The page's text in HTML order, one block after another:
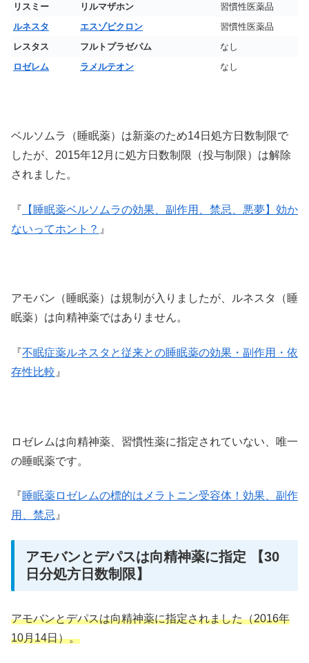
リスミー
リルマザホン
習慣性医薬品
ルネスタ
エスゾピクロン
習慣性医薬品
レスタス
フルトプラゼパム
なし
ロゼレム
ラメルテオン なし
ベルソムラ（睡眠薬）は新薬のため14日処方日数制限で
したが、2015年12月に処方日数制限（投与制限）は解除
されました。
『 【睡眠薬ベルソムラの効果、副作用、禁忌、悪夢】効か
ないってホント？ 』
アモバン（睡眠薬）は規制が入りましたが、ルネスタ（睡
眠薬）は向精神薬ではありません。
『不眠症薬ルネスタと従来との睡眠薬の効果・副作用・依
存性比較 』
ロゼレムは向精神薬、習慣性薬に指定されていない、唯一
の睡眠薬です。
『睡眠薬ロゼレムの標的はメラトニン受容体！効果、副作
用、禁忌 』
アモバンとデパスは向精神薬に指定 【30
日分処方日数制限】
アモバンとデパスは向精神薬に指定されました（2016年
10月14日）。